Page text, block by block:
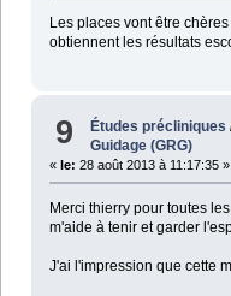
Les places vont être
obtiennent les résultats
9 Études précliniques
Guidage (GRG)
« le: 28 août 2013 à 11:17:35 »
Merci thierry pour toutes
m'aide à tenir et garder
J'ai l'impression que cette